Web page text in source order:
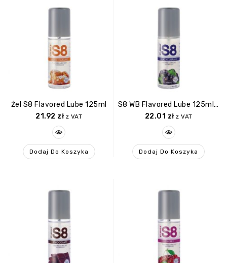
Żel S8 Flavored Lube 125ml
21.92 zł z VAT
Dodaj Do Koszyka
S8 WB Flavored Lube 125ml Blackcurrant
22.01 zł z VAT
Dodaj Do Koszyka